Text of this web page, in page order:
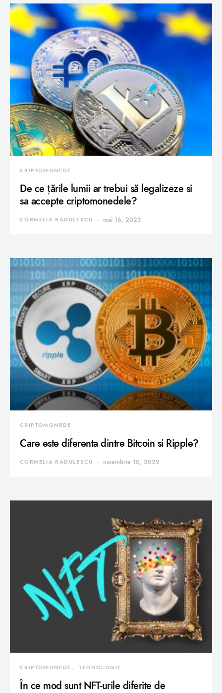
CRIPTOMONEDE
De ce țările lumii ar trebui să legalizeze si
sa accepte criptomonedele?
CORNELIA RADULESCU mai 16, 2023
CRIPTOMONEDE
Care este diferenta dintre Bitcoin si Ripple?
CORNELIA RADULESCU noiembrie 10, 2022
CRIPTOMONEDE TEHNOLOGIE
În ce mod sunt NFT-urile diferite de